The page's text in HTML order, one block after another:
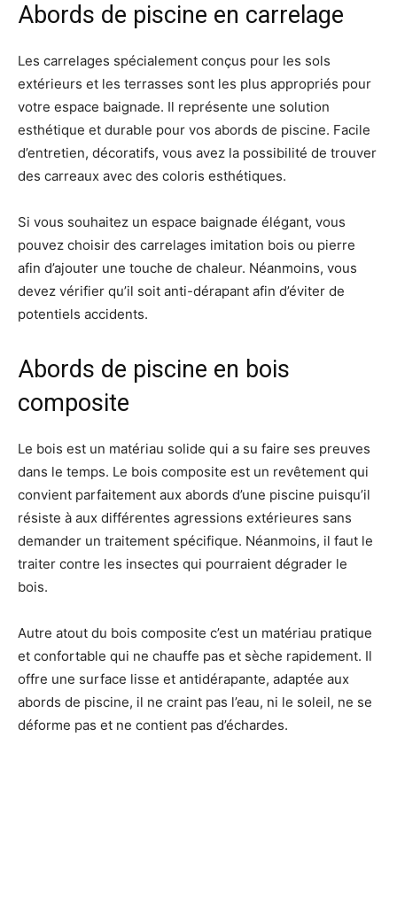
Abords de piscine en carrelage
Les carrelages spécialement conçus pour les sols
extérieurs et les terrasses sont les plus appropriés pour
votre espace baignade. Il représente une solution
esthétique et durable pour vos abords de piscine. Facile
d’entretien, décoratifs, vous avez la possibilité de trouver
des carreaux avec des coloris esthétiques.
Si vous souhaitez un espace baignade élégant, vous
pouvez choisir des carrelages imitation bois ou pierre
afin d’ajouter une touche de chaleur. Néanmoins, vous
devez vérifier qu’il soit anti-dérapant afin d’éviter de
potentiels accidents.
Abords de piscine en bois
composite
Le bois est un matériau solide qui a su faire ses preuves
dans le temps. Le bois composite est un revêtement qui
convient parfaitement aux abords d’une piscine puisqu’il
résiste à aux différentes agressions extérieures sans
demander un traitement spécifique. Néanmoins, il faut le
traiter contre les insectes qui pourraient dégrader le
bois.
Autre atout du bois composite c’est un matériau pratique
et confortable qui ne chauffe pas et sèche rapidement. Il
offre une surface lisse et antidérapante, adaptée aux
abords de piscine, il ne craint pas l’eau, ni le soleil, ne se
déforme pas et ne contient pas d’échardes.